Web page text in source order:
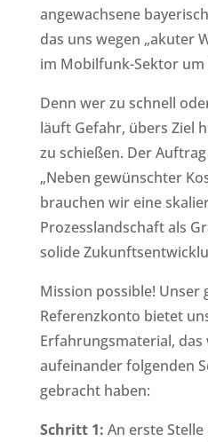
angewachsene
das uns wegen „akuter
im Mobilfunk-Sektor
Denn wer zu schnell
läuft Gefahr, übers Ziel
zu schießen. Der
„Neben gewünschter
brauchen wir eine
Prozesslandschaft als
solide
Mission possible! Unser
Referenzkonto bietet
Erfahrungsmaterial, das
aufeinander folgenden
gebracht haben:
Schritt 1: An erste